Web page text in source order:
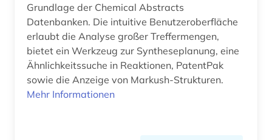
antike (2)
antisemitismus (2)
anwendungsbeispiele (1)
anästhesie (1)
Litauen (3)
Luxemburg (3)
Malta (1)
Mecklenburg-Vorpommern (7)
Grundlage der Chemical Abstracts
Datenbanken. Die intuitive Benutzeroberfläche
erlaubt die Analyse großer Treffermengen,
bietet ein Werkzeug zur Syntheseplanung, eine
Ähnlichkeitssuche in Reaktionen, PatentPak
sowie die Anzeige von Markush-Strukturen.
Mehr Informationen